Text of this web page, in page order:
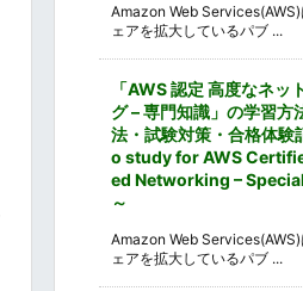
Amazon Web
ェアを拡大しているパブ ...
「AWS 認定 高度なネッ
グ – 専門知識」の学習方
法・試験対策・合格体験
o study for AWS
ed Networking –
～
Amazon Web
ェアを拡大しているパブ ...